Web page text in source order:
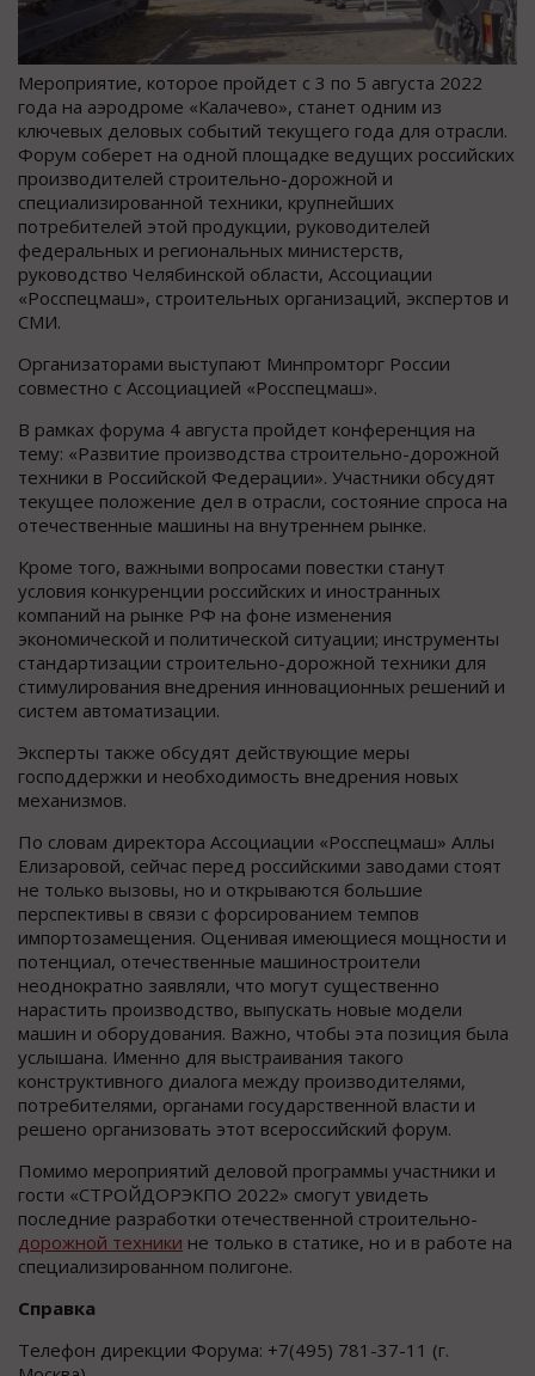
Мероприятие, которое пройдет с 3 по 5 августа 2022
года на аэродроме «Калачево», станет одним из
ключевых деловых событий текущего года для отрасли.
Форум соберет на одной площадке ведущих российских
производителей строительно-дорожной и
специализированной техники, крупнейших
потребителей этой продукции, руководителей
федеральных и региональных министерств,
руководство Челябинской области, Ассоциации
«Росспецмаш», строительных организаций, экспертов и
СМИ.
Организаторами выступают Минпромторг России
совместно с Ассоциацией «Росспецмаш».
В рамках форума 4 августа пройдет конференция на
тему: «Развитие производства строительно-дорожной
техники в Российской Федерации». Участники обсудят
текущее положение дел в отрасли, состояние спроса на
отечественные машины на внутреннем рынке.
Кроме того, важными вопросами повестки станут
условия конкуренции российских и иностранных
компаний на рынке РФ на фоне изменения
экономической и политической ситуации; инструменты
стандартизации строительно-дорожной техники для
стимулирования внедрения инновационных решений и
систем автоматизации.
Эксперты также обсудят действующие меры
господдержки и необходимость внедрения новых
механизмов.
По словам директора Ассоциации «Росспецмаш» Аллы
Елизаровой, сейчас перед российскими заводами стоят
не только вызовы, но и открываются большие
перспективы в связи с форсированием темпов
импортозамещения. Оценивая имеющиеся мощности и
потенциал, отечественные машиностроители
неоднократно заявляли, что могут существенно
нарастить производство, выпускать новые модели
машин и оборудования. Важно, чтобы эта позиция была
услышана. Именно для выстраивания такого
конструктивного диалога между производителями,
потребителями, органами государственной власти и
решено организовать этот всероссийский форум.
Помимо мероприятий деловой программы участники и
гости «СТРОЙДОРЭКПО 2022» смогут увидеть
последние разработки отечественной строительно-
дорожной техники не только в статике, но и в работе на
специализированном полигоне.
Справка
Телефон дирекции Форума: +7(495) 781-37-11 (г.